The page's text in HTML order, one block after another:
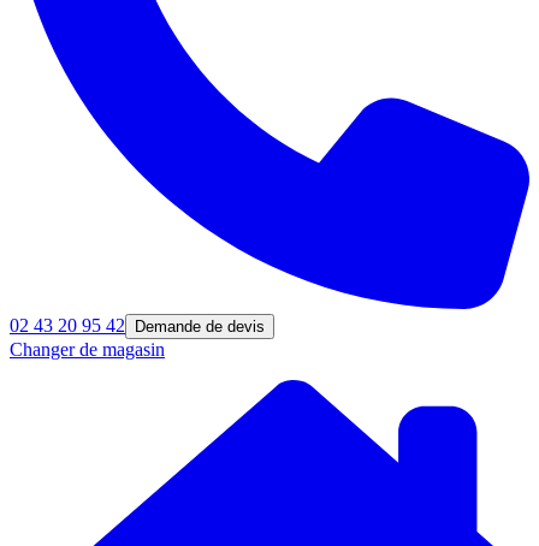
02 43 20 95 42 Demande de devis
Changer de magasin